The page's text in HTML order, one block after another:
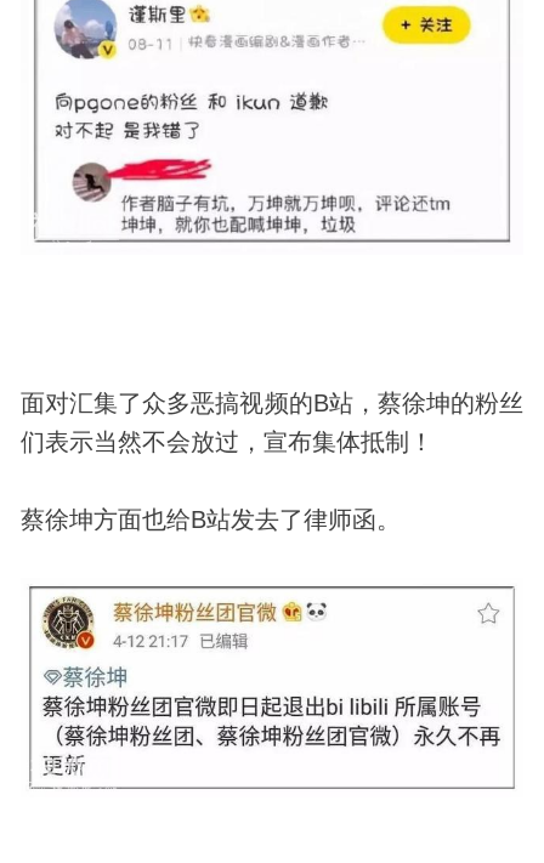
面对汇集了众多恶搞视频的B站，蔡徐坤的粉丝
们表示当然不会放过，宣布集体抵制！
蔡徐坤方面也给B站发去了律师函。